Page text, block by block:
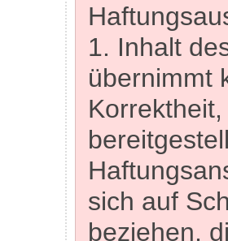
1. Inhalt
übernimmt
sich auf
beziehen,